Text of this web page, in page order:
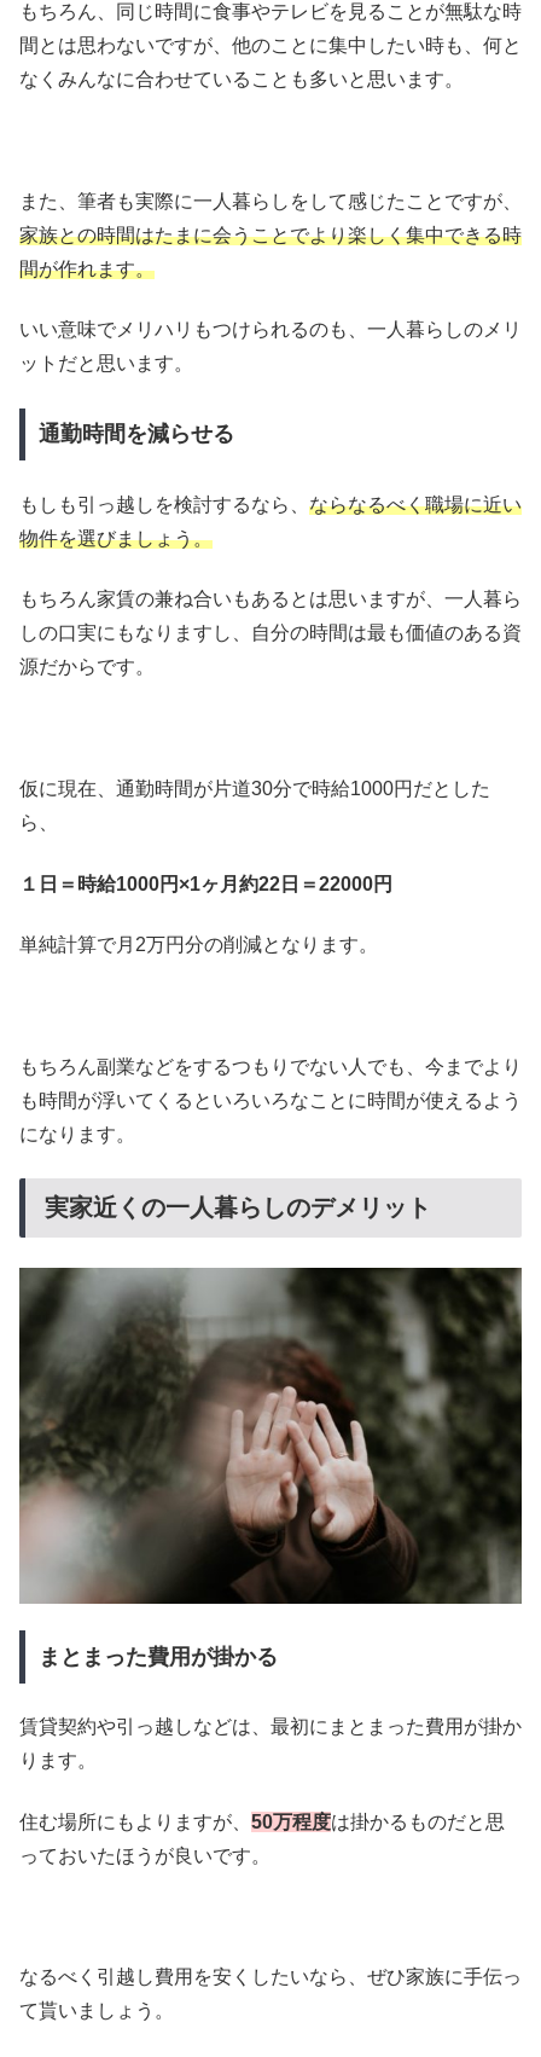
もちろん、同じ時間に食事やテレビを見ることが無駄な時
間とは思わないですが、他のことに集中したい時も、何と
なくみんなに合わせていることも多いと思います。
また、筆者も実際に一人暮らしをして感じたことですが、
家族との時間はたまに会うことでより楽しく集中できる時
間が作れます。
いい意味でメリハリもつけられるのも、一人暮らしのメリ
ットだと思います。
通勤時間を減らせる
もしも引っ越しを検討するなら、 ならなるべく職場に近い
物件を選びましょう。
もちろん家賃の兼ね合いもあるとは思いますが、一人暮ら
しの口実にもなりますし、自分の時間は最も価値のある資
源だからです。
仮に現在、通勤時間が片道30分で時給1000円だとした
ら、
１日＝時給1000円×1ヶ月約22日＝22000円
単純計算で月2万円分の削減となります。
もちろん副業などをするつもりでない人でも、今までより
も時間が浮いてくるといろいろなことに時間が使えるよう
になります。
実家近くの一人暮らしのデメリット
まとまった費用が掛かる
賃貸契約や引っ越しなどは、最初にまとまった費用が掛か
ります。
住む場所にもよりますが、 50万程度は掛かるものだと思
っておいたほうが良いです。
なるべく引越し費用を安くしたいなら、ぜひ家族に手伝っ
て貰いましょう。